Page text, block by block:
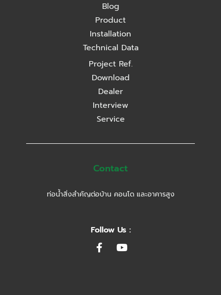
Blog
Product
Installation
Technical Data
Project Ref.
Download
Dealer
Interview
Service
Contact
ท่อน้ำสิ่งสำคัญต่อบ้าน คอนโด และอาคารสูง
Follow Us :